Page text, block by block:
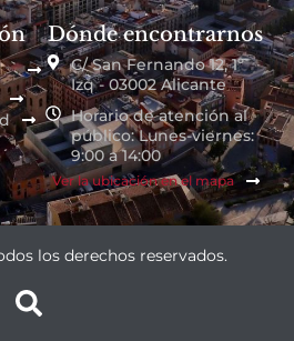
Dónde encontrarnos
C/ San Fernando 12, 1º
Izq - 03002 Alicante
Horario de atención al
público: Lunes-viernes:
9:00 a 14:00
Ver la ubicación en el mapa
los derechos reservados.